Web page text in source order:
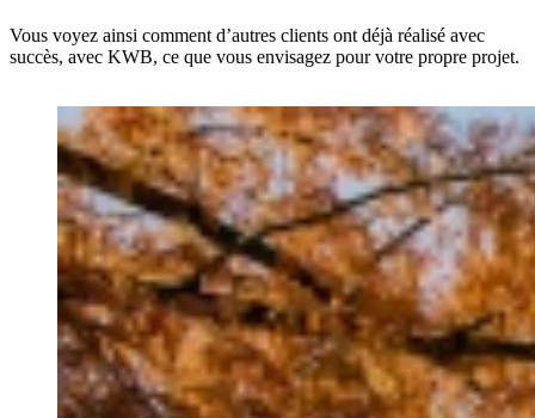
Vous voyez ainsi comment d’autres clients ont déjà réalisé avec
succès, avec KWB, ce que vous envisagez pour votre propre projet.